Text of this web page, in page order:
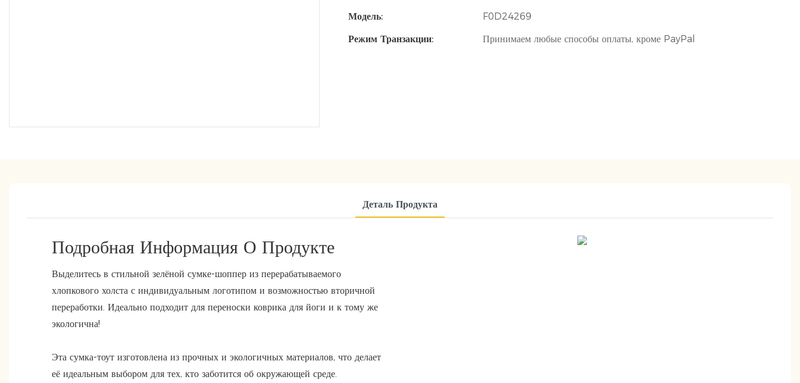
Модель:
F0D24269
Режим Транзакции:
Принимаем любые способы оплаты, кроме PayPal
Деталь Продукта
Подробная Информация О Продукте
Выделитесь в стильной зелёной сумке-шоппер из перерабатываемого
хлопкового холста с индивидуальным логотипом и возможностью вторичной
переработки. Идеально подходит для переноски коврика для йоги и к тому же
экологична!
Эта сумка-тоут изготовлена ​​из прочных и экологичных материалов, что делает
её идеальным выбором для тех, кто заботится об окружающей среде.